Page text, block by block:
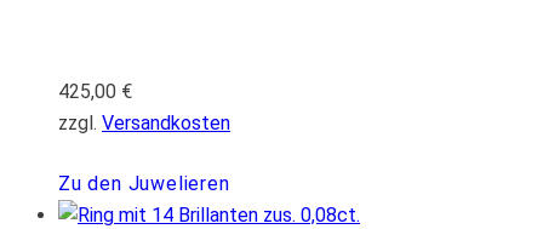
425,00 €
zzgl. Versandkosten
Zu den Juwelieren